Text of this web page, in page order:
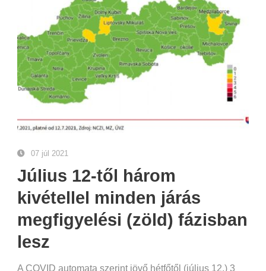
07 júl 2021
Július 12-től három
kivétellel minden járás
megfigyelési (zöld) fázisban
lesz
A COVID automata szerint jövő hétfőtől (július 12.) 3